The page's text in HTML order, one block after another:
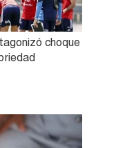
choque